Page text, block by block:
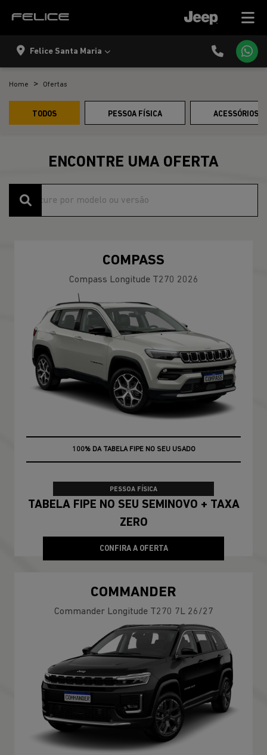
Felice Santa Maria
Home Ofertas
TODOS PESSOA FÍSICA ACESSÓRIOS
ENCONTRE UMA OFERTA
COMPASS
Compass Longitude T270 2026
100% DA TABELA FIPE NO SEU USADO
PESSOA FÍSICA
TABELA FIPE NO SEU SEMINOVO + TAXA
ZERO
CONFIRA A OFERTA
COMMANDER
Commander Longitude T270 7L 26/27